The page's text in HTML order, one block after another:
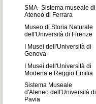
SMA- Sistema museale di
Ateneo di Ferrara
Museo di Storia Naturale
dell'Università di Firenze
I Musei dell'Università di
Genova
I Musei dell'Università di
Modena e Reggio Emilia
Sistema Museale
d'Ateneo dell'Università di
Pavia